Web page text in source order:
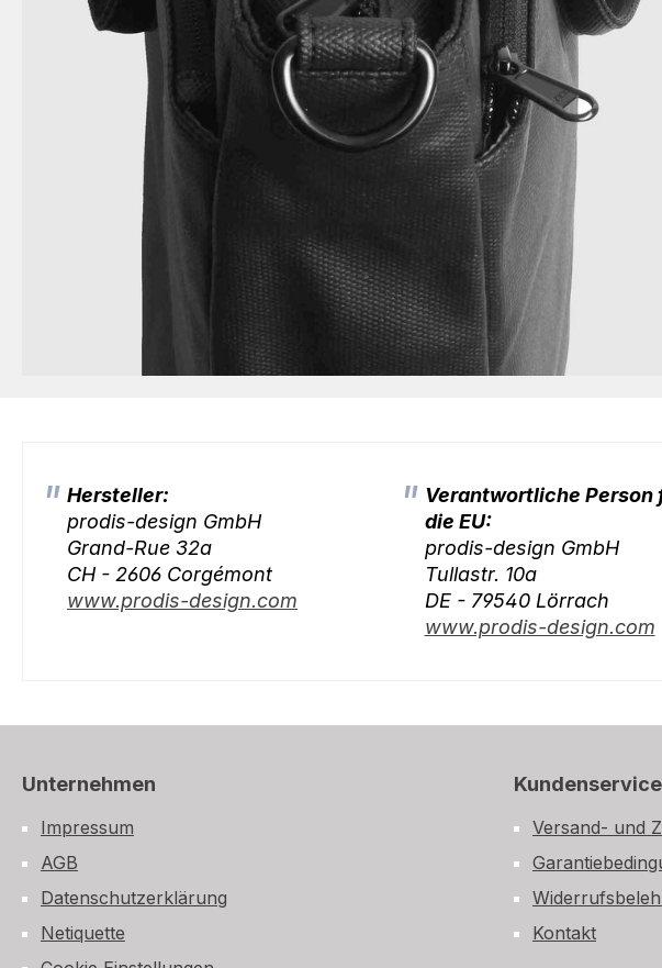
Hersteller:
prodis-design GmbH
Grand-Rue 32a
CH - 2606 Corgémont
www.prodis-design.com
Verantwortliche Person
die EU:
prodis-design GmbH
Tullastr. 10a
DE - 79540 Lörrach
www.prodis-design.com
Unternehmen
Impressum
AGB
Datenschutzerklärung
Netiquette
Kundenservice
Versand- und
Kontakt